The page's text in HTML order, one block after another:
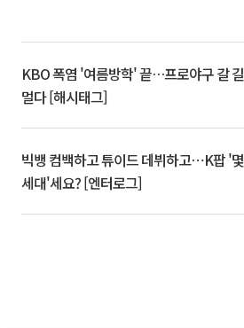
KBO 폭염 '여름방학' 끝…프로야구 갈 길
멀다 [해시태그]
빅뱅 컴백하고 튜이드 데뷔하고⋯K팝 '몇
세대'세요? [엔터로그]